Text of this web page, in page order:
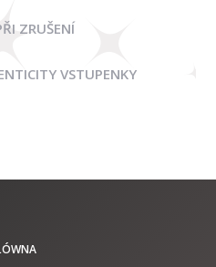
ZRUŠENÍ
VSTUPENKY